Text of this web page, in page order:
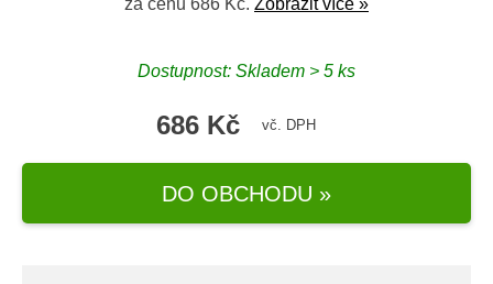
za cenu 686 Kč. Zobrazit více »
Dostupnost: Skladem > 5 ks
686 Kč vč. DPH
DO OBCHODU »